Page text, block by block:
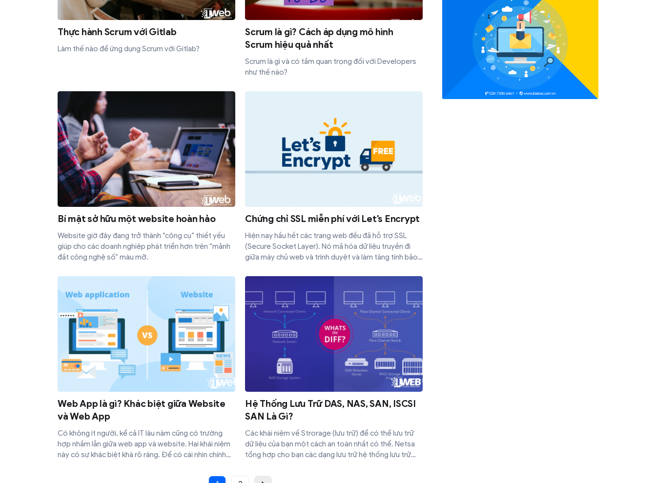
Thực hành Scrum với Gitlab
Làm thế nào để ứng dụng Scrum với Gitlab?
Scrum là gì? Cách áp dụng mô hình
Scrum hiệu quả nhất
Scrum là gì và có tầm quan trọng đối với Developers
như thế nào?
Bí mật sở hữu một website hoàn hảo
Website giờ đây đang trở thành “công cụ” thiết yếu
giúp cho các doanh nghiệp phát triển hơn trên “mảnh
đất công nghệ số” màu mỡ.
Chứng chỉ SSL miễn phí với Let's Encrypt
Hiện nay hầu hết các trang web đều đã hỗ trợ SSL
(Secure Socket Layer). Nó mã hóa dữ liệu truyền đi
giữa máy chủ web và trình duyệt và làm tăng tính bảo
Web App là gì? Khác biệt giữa Website
và Web App
Có không ít người, kể cả IT lâu năm cũng có trường
hợp nhầm lẫn giữa web app và website. Hai khái niệm
này có sự khác biệt khá rõ ràng. Để có cái nhìn chính
Hệ Thống Lưu Trữ DAS, NAS, SAN, ISCSI
SAN Là Gì?
Các khái niệm về Strorage (lưu trữ) để có thể lưu trữ
dữ liệu của bạn một cách an toàn nhất có thể. Netsa
tổng hợp cho bạn các dạng lưu trữ hệ thống lưu trữ